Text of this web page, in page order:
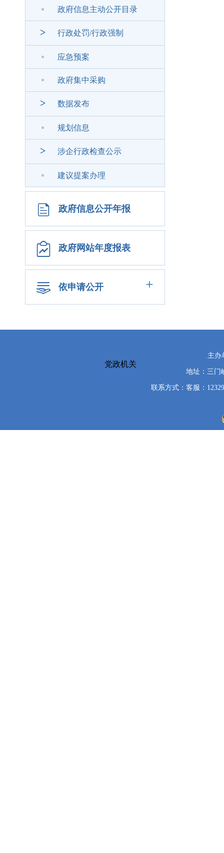
政府信息主动公开目录
> 行政处罚/行政强制
应急预案
政府集中采购
> 数据发布
规划信息
> 涉企行政检查公示
建议提案办理
政府信息公开年报
政府网站年度报表
依申请公开 +
党政机关
主办
地址：三门
联系方式：客服：